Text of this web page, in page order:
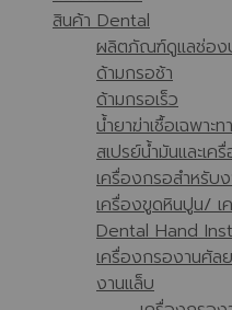
สินค้า Dental
ผลิตภัณฑ์ดูแลช่อง
ด้ามกรอช้า
ด้ามกรอเร็ว
น้ำยาฆ่าเชื้อเฉพาะท
สเปรย์น้ำมันและเ
เครื่องกรอสำหรับ
เครื่องขูดหินปูน/
Dental Hand
เครื่องกรองานศั
งานแล็บ